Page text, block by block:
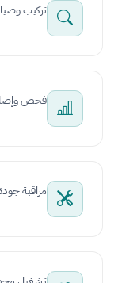
تركيب
فحص
مراقبة